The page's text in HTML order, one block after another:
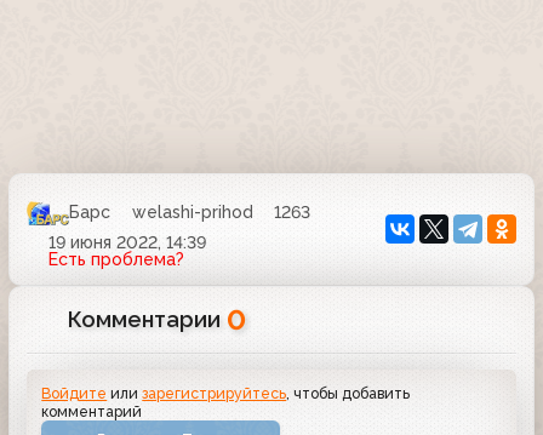
Барс welashi-prihod
1263
19 июня 2022, 14:39
Есть проблема?
Комментарии 0
Войдите илизарегистрируйтесь , чтобы добавить
комментарий